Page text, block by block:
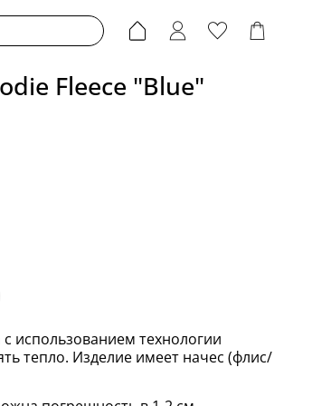
Fleece "Blue"
использованием технологии
тепло. Изделие имеет начес (флис/